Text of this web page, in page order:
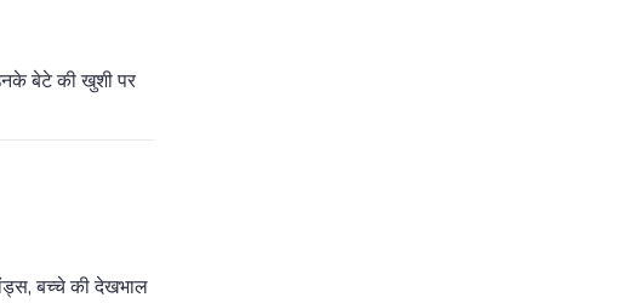
बेटे की खुशी पर
बच्चे की देखभाल